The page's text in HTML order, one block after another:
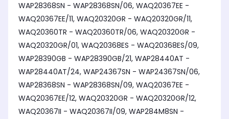
WAP28368SN - WAP28368SN/06, WAQ20367EE -
WAQ20367EE/11, WAQ20320GR - WAQ20320GR/11,
WAQ20360TR - WAQ20360TR/06, WAQ20320GR -
WAQ20320GR/01, WAQ20368ES - WAQ20368ES/09,
WAP28390GB - WAP28390GB/21, WAP28440AT -
WAP28440AT/24, WAP24367SN - WAP24367SN/06,
WAP28368SN - WAP28368SN/09, WAQ20367EE -
WAQ20367EE/12, WAQ20320GR - WAQ20320GR/12,
WAQ20367II - WAQ20367II/09, WAP284M8SN -